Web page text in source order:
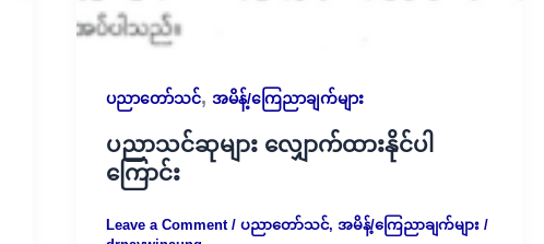
ပညာတော်သင်, အမိန့်/ကြေညာချက်များ
ပညာသင်ဆုများ လျှောက်ထားနိုင်ပါ
ကြောင်း
Leave a Comment / ပညာတော်သင်, အမိန့်/ကြေညာချက်များ/